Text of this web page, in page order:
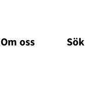
Om oss Sök